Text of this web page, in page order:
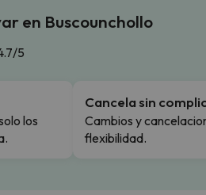
en Buscounchollo
5
los
Cancela sin
Cambios y
flexibilidad.